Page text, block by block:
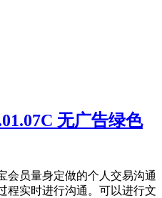
无广告绿色
会员量身定做的个人交易沟通
程实时进行沟通。可以进行文